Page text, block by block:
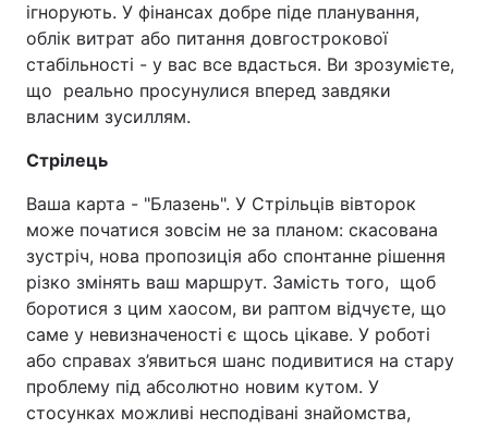
ігнорують. У фінансах добре піде планування,
облік витрат або питання довгострокової
стабільності - у вас все вдасться. Ви зрозумієте,
що реально просунулися вперед завдяки
власним зусиллям.
Стрілець
Ваша карта - "Блазень".​​​​​​​ У Стрільців вівторок
може початися зовсім не за планом: скасована
зустріч, нова пропозиція або спонтанне рішення
різко змінять ваш маршрут. Замість того, щоб
боротися з цим хаосом, ви раптом відчуєте, що
саме у невизначеності є щось цікаве. У роботі
або справах з’явиться шанс подивитися на стару
проблему під абсолютно новим кутом. У
стосунках можливі несподівані знайомства,